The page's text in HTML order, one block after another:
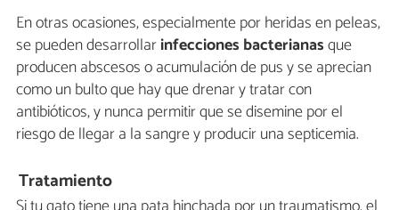
En otras ocasiones, especialmente por heridas en peleas,
se pueden desarrollarinfecciones bacterianasque
producen abscesos o acumulación de pus y se aprecian
como un bulto que hay que drenar y tratar con
antibióticos, y nunca permitir que se disemine por el
riesgo de llegar a la sangre y producir una septicemia.
Tratamiento